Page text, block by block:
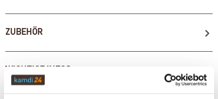
ZUBEHÖR
WICHTIGE INFOS